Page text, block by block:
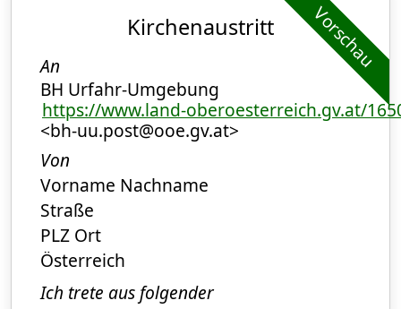
Vorschau
Kirchenaustritt
An
BH Urfahr-Umgebung
https://www.land-oberoesterreich.gv.at/
<bh-uu.post@ooe.gv.at>
Von
Vorname Nachname
Straße
PLZ Ort
Österreich
Ich trete aus folgender